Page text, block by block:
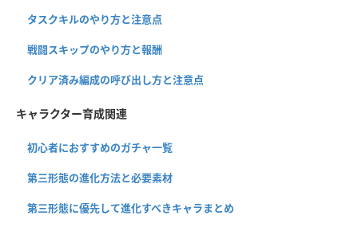
タスクキルのやり方と注意点
戦闘スキップのやり方と報酬
クリア済み編成の呼び出し方と注意点
キャラクター育成関連
初心者におすすめのガチャ一覧
第三形態の進化方法と必要素材
第三形態に優先して進化すべきキャラまとめ